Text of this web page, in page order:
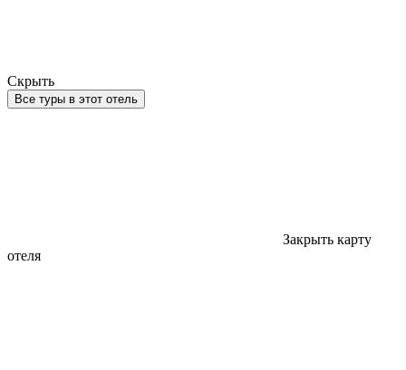
Скрыть
Все туры в этот отель
Закрыть карту
отеля